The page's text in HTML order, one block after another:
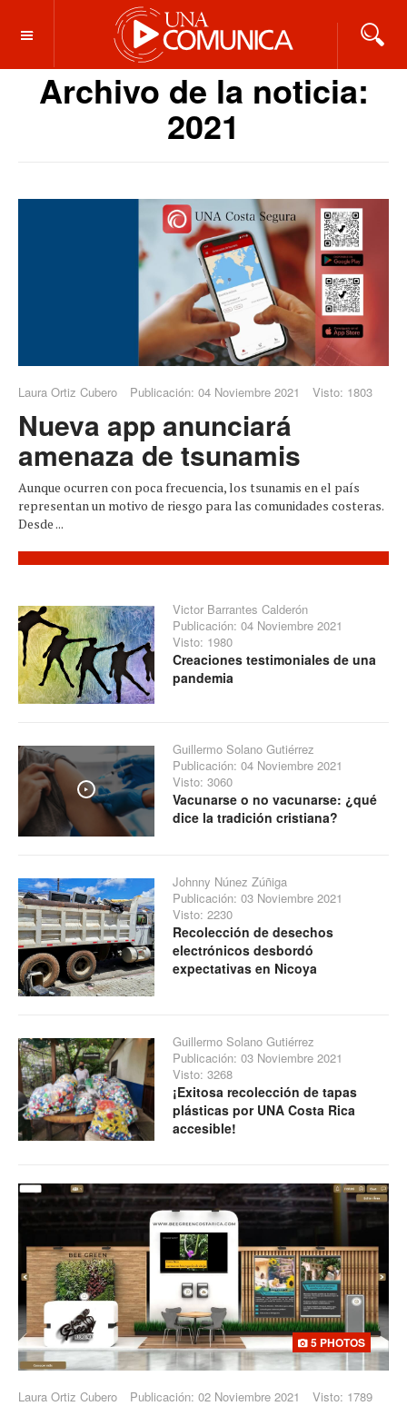
OFF CANVAS
Archivo de la noticia:
2021
Laura Ortiz Cubero Publicación: 04 Noviembre 2021 Visto: 1803
Nueva app anunciará
amenaza de tsunamis
Aunque ocurren con poca frecuencia, los tsunamis en el país
representan un motivo de riesgo para las comunidades costeras.
Desde ...
Victor Barrantes Calderón
Publicación: 04 Noviembre 2021
Visto: 1980
Creaciones testimoniales de una
pandemia
Play
Guillermo Solano Gutiérrez
Publicación: 04 Noviembre 2021
Visto: 3060
Vacunarse o no vacunarse: ¿qué
dice la tradición cristiana?
Johnny Núnez Zúñiga
Publicación: 03 Noviembre 2021
Visto: 2230
Recolección de desechos
electrónicos desbordó
expectativas en Nicoya
Guillermo Solano Gutiérrez
Publicación: 03 Noviembre 2021
Visto: 3268
¡Exitosa recolección de tapas
plásticas por UNA Costa Rica
accesible!
5 PHOTOS
Laura Ortiz Cubero Publicación: 02 Noviembre 2021 Visto: 1789